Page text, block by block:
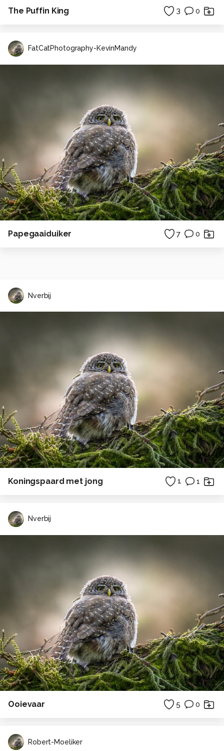
The Puffin King 3 0
FatCatPhotography-KevinMandy
Papegaaiduiker 7 0
Nverbij
Koningspaard met jong 1 1
Nverbij
Ooievaar 5 0
Robert-Moeliker